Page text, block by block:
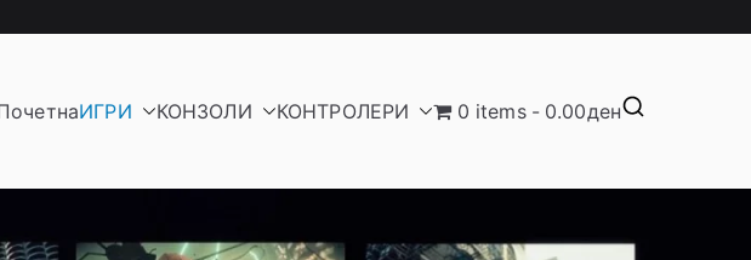
ИГРИ КОНЗОЛИ КОНТРОЛЕРИ 0 items 0.00ден